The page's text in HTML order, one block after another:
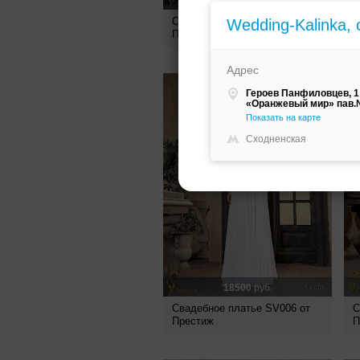
Wedding-Kalinka,
Адрес
Героев Панфиловцев,
«Оранжевый мир»
Показать на карте
Сходненская
Свадебное платье SV016 от
Престиж
18500 руб.
Свадебное платье SV006 от
Престиж